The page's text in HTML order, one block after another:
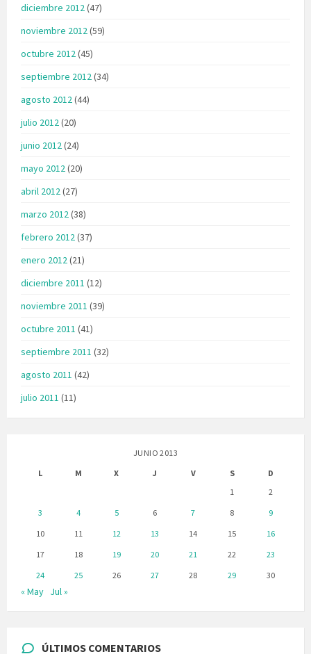
diciembre 2012(47)
noviembre 2012(59)
octubre 2012(45)
septiembre 2012(34)
agosto 2012(44)
julio 2012(20)
junio 2012(24)
mayo 2012(20)
abril 2012(27)
marzo 2012(38)
febrero 2012(37)
enero 2012(21)
diciembre 2011 (12)
noviembre 2011 (39)
octubre 2011 (41)
septiembre 2011 (32)
agosto 2011 (42)
julio 2011 (11)
JUNIO 2013
L
M X J V S
D
1
2
3
4 5 6 7 8
9
10
11 12 13 14 15
16
17
18 19 20 21 22
23
24
25 26 27 28 29 30
« May Jul »
ÚLTIMOS COMENTARIOS